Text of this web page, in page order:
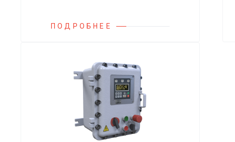
ПОДРОБНЕЕ